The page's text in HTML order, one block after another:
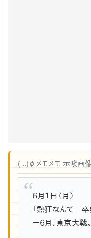
( ..)φメモメモ 示唆画
6月1日（月）
「熱狂なんて 卒
ー6月、東京大戦。